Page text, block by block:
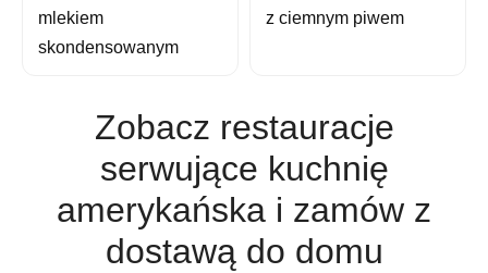
mlekiem
skondensowanym
z ciemnym piwem
Zobacz restauracje
serwujące kuchnię
amerykańska i zamów z
dostawą do domu